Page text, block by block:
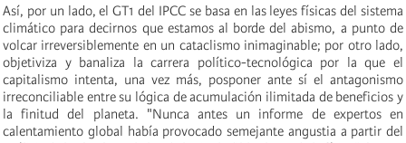
Así, por un lado, el GT1 del IPCC se basa en las leyes físicas del sistema
climático para decirnos que estamos al borde del abismo, a punto de
volcar irreversiblemente en un cataclismo inimaginable; por otro lado,
objetiviza y banaliza la carrera político-tecnológica por la que el
capitalismo intenta, una vez más, posponer ante sí el antagonismo
irreconciliable entre su lógica de acumulación ilimitada de beneficios y
la finitud del planeta. "Nunca antes un informe de expertos en
calentamiento global había provocado semejante angustia a partir del